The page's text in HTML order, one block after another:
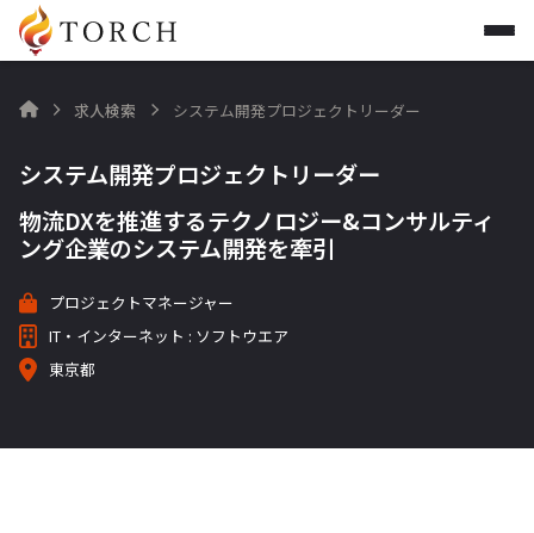
 求人検索 システム開発プロジェクトリーダー
システム開発プロジェクトリーダー
物流DXを推進するテクノロジー&コンサルティ
ング企業のシステム開発を牽引
プロジェクトマネージャー
IT・インターネット : ソフトウエア
東京都